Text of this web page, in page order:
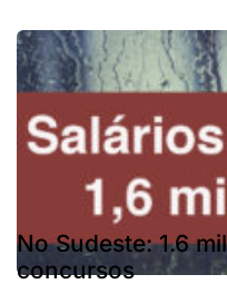
No Sudeste: 1.6
concursos